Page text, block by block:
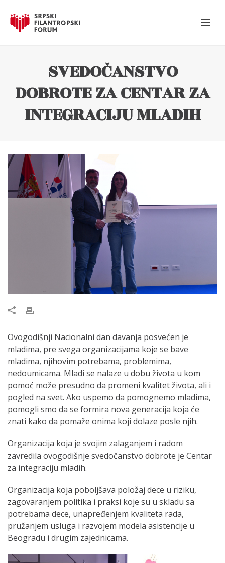
SVEDOČANSTVO
DOBROTE ZA CENTAR ZA
INTEGRACIJU MLADIH
Ovogodišnji Nacionalni dan davanja posvećen je
mladima, pre svega organizacijama koje se bave
mladima, njihovim potrebama, problemima,
nedoumicama. Mladi se nalaze u dobu života u kom
pomoć može presudno da promeni kvalitet života, ali i
pogled na svet. Ako uspemo da pomognemo mladima,
pomogli smo da se formira nova generacija koja će
znati kako da pomaže onima koji dolaze posle njih.
Organizacija koja je svojim zalaganjem i radom
zavredila ovogodišnje svedočanstvo dobrote je Centar
za integraciju mladih.
Organizacija koja poboljšava položaj dece u riziku,
zagovaranjem politika i praksi koje su u skladu sa
potrebama dece, unapređenjem kvaliteta rada,
pružanjem usluga i razvojem modela asistencije u
Beogradu i drugim zajednicama.